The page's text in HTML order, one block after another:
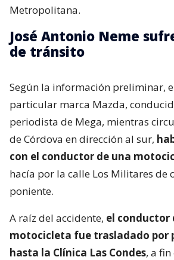
Metropolitana.
José Antonio Neme
de tránsito
Según la información preliminar,
particular marca Mazda,
periodista de Mega, mientras
de Córdova en dirección al sur,
con el conductor de una
hacía por la calle Los Militares de
poniente.
A raíz del accidente, el conductor
motocicleta fue trasladado por
hasta la Clínica Las Condes, a